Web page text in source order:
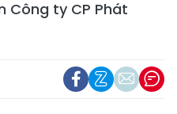
Công ty CP Phát